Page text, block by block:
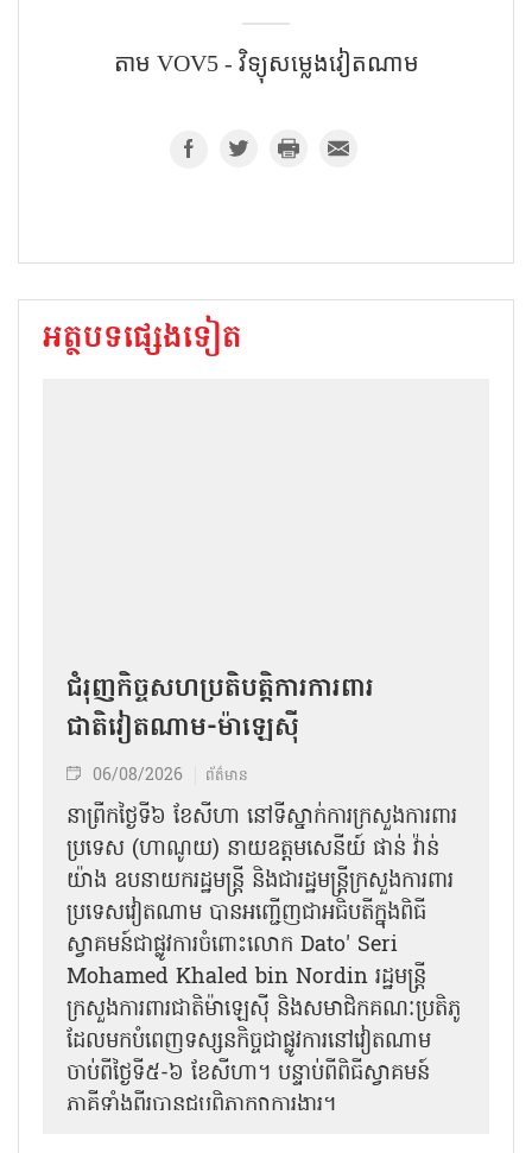
តាម​ VOV5 - វិទ្យុសម្លេងវៀតណាម
អត្ថបទផ្សេងទៀត
ជំរុញកិច្ចសហប្រតិបត្តិការការពារ
ជាតិវៀតណាម-ម៉ាឡេស៊ី
06/08/2026 ព័ត៌មាន
នា​ព្រឹកថ្ងៃទី៦ ខែសីហា នៅទីស្នាក់ការក្រសួងការពារ
ប្រទេស (ហាណូយ) នាយឧត្តមសេនីយ៍ ផាន់ វ៉ាន់
យ៉ាង ឧបនាយករដ្ឋមន្ត្រី និងជារដ្ឋមន្ត្រីក្រសួងការពារ
ប្រទេសវៀតណាម បានអញ្ជើញជាអធិបតីក្នុងពិធី
ស្វាគមន៍ជាផ្លូវការ​ចំពោះលោក Dato' Seri
Mohamed Khaled bin Nordin រដ្ឋមន្ត្រី
ក្រសួងការពារជាតិម៉ាឡេស៊ី និងសមាជិកគណៈប្រតិភូ
ដែលមកបំពេញទស្សនកិច្ចជាផ្លូវការនៅវៀតណាម
ចាប់ពីថ្ងៃទី៥-៦ ខែសីហា។ បន្ទាប់ពីពិធីស្វាគមន៍
ភាគីទាំងពីរបានជួបពិភាក្សាការងារ​។